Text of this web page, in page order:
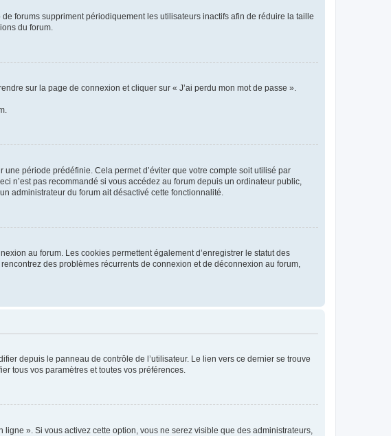
forums suppriment périodiquement les utilisateurs inactifs afin de réduire la taille
du forum.
sur la page de connexion et cliquer sur « J’ai perdu mon mot de passe ».
période prédéfinie. Cela permet d’éviter que votre compte soit utilisé par
n’est pas recommandé si vous accédez au forum depuis un ordinateur public,
administrateur du forum ait désactivé cette fonctionnalité.
au forum. Les cookies permettent également d’enregistrer le statut des
des problèmes récurrents de connexion et de déconnexion au forum,
depuis le panneau de contrôle de l’utilisateur. Le lien vers ce dernier se trouve
tous vos paramètres et toutes vos préférences.
». Si vous activez cette option, vous ne serez visible que des administrateurs,